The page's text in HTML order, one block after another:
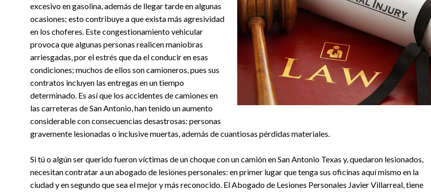
excesivo en gasolina, además de llegar tarde en algunas
ocasiones; esto contribuye a que exista más agresividad
en los choferes. Este congestionamiento vehicular
provoca que algunas personas realicen maniobras
arriesgadas, por el estrés que da el conducir en esas
condiciones; muchos de ellos son camioneros, pues sus
contratos incluyen las entregas en un tiempo
determinado. Es así que los accidentes de camiones en
las carreteras de San Antonio, han tenido un aumento
considerable con consecuencias desastrosas: personas
gravemente lesionadas o inclusive muertas, además de cuantiosas pérdidas materiales.
Si tú o algún ser querido fueron víctimas de un choque con un camión en San Antonio Texas y, quedaron lesionados,
necesitan contratar a un abogado de lesiones personales: en primer lugar que tenga sus oficinas aquí mismo en la
ciudad y en segundo que sea el mejor y más reconocido. El Abogado de Lesiones Personales Javier Villarreal, tiene